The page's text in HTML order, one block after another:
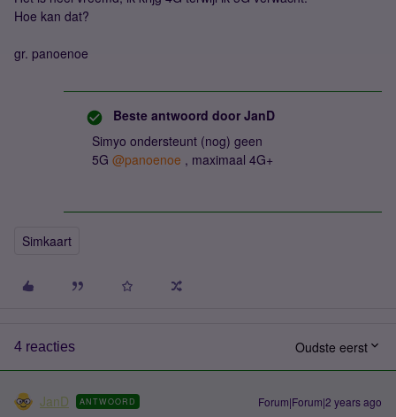
Hoe kan dat?
gr. panoenoe
Beste antwoord door JanD
Simyo ondersteunt (nog) geen
5G @panoenoe , maximaal 4G+
Simkaart
4 reacties Oudste eerst
JanD ANTWOORD Forum|Forum|2 years ago